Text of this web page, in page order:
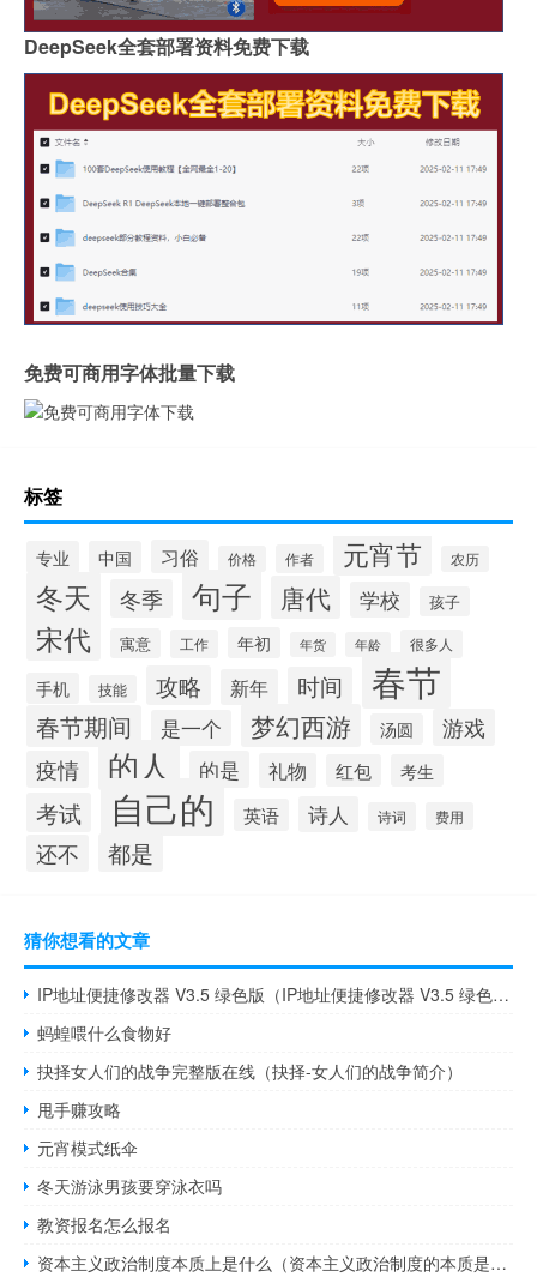
DeepSeek全套部署资料免费下载
免费可商用字体批量下载
标签
专业 中国 习俗 价格 作者 元宵节 农历
冬天 冬季 句子 唐代 学校 孩子
宋代 寓意 工作 年初 年货 年龄 很多人
手机 技能 攻略 新年 时间 春节
春节期间 是一个 梦幻西游 汤圆
游戏
疫情
的人 的是 礼物 红包 考生
考试 自己的 英语 诗人 诗词 费用
还不 都是
猜你想看的文章
IP地址便捷修改器 V3.5 绿色版（IP地址便捷修改器 V3.5 绿色版功能简介）
蚂蝗喂什么食物好
抉择女人们的战争完整版在线（抉择-女人们的战争简介）
甩手赚攻略
元宵模式纸伞
冬天游泳男孩要穿泳衣吗
教资报名怎么报名
资本主义政治制度本质上是什么（资本主义政治制度的本质是什么）